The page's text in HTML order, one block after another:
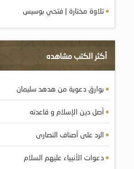
تلاوة مختارة | فتحي بوسيس
أكثر الكتب مشاهده
بوارق دعوية من هدهد سليمان
أصل دين الإسلام و قاعدته
الرد على أصناف النصارى
دعوات الأنبياء عليهم السلام